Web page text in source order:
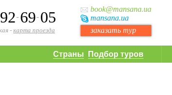
book@mansana.ua
mansana.ua
заказать тур
- 69- 05
- карта проезда
Страны Подбор туров